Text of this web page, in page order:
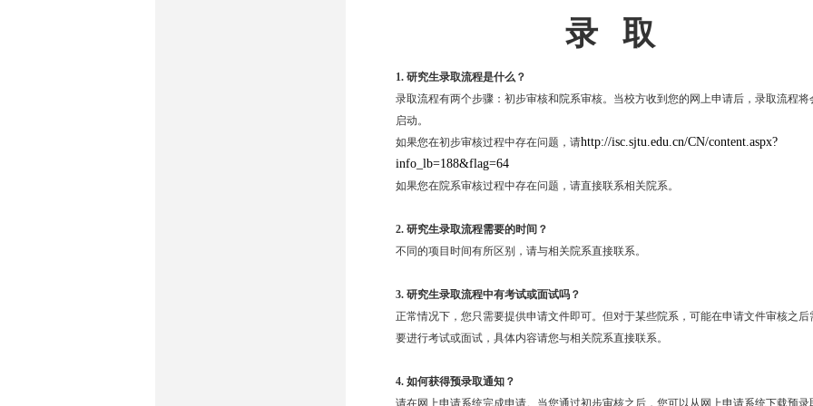
录 取
1. 研究生录取流程是什么？
录取流程有两个步骤：初步审核和院系审核。当校方收到您的网上申请后，录取流程将
启动。
如果您在初步审核过程中存在问题，请http://isc.sjtu.edu.cn/CN/content.aspx?
info_lb=188&flag=64
如果您在院系审核过程中存在问题，请直接联系相关院系。
2. 研究生录取流程需要的时间？
不同的项目时间有所区别，请与相关院系直接联系。
3. 研究生录取流程中有考试或面试吗？
正常情况下，您只需要提供申请文件即可。但对于某些院系，可能在申请文件审核之后
要进行考试或面试，具体内容请您与相关院系直接联系。
4. 如何获得预录取通知？
请在网上申请系统完成申请。当您通过初步审核之后，您可以从网上申请系统下载预录